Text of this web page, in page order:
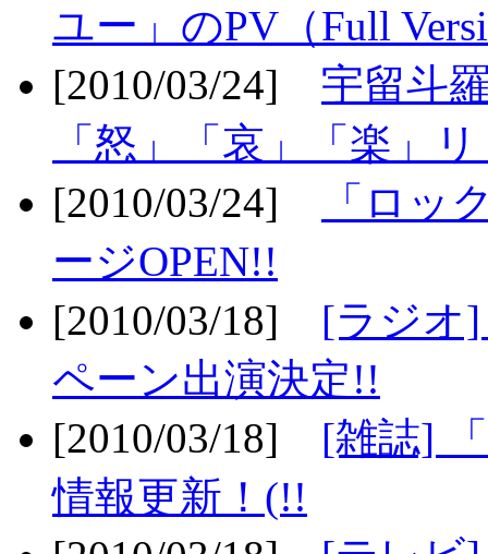
ユー」のPV（Full
[2010/03/24] 宇留斗
「怒」「哀」「楽」
[2010/03/24]
「ロッ
ージOPEN!!
[2010/03/18] [ラジオ
ペーン出演決定!!
[2010/03/18] [雑誌]
情報更新！(!!